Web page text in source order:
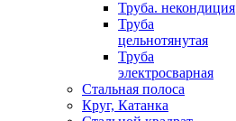
Труба. некондиция
Труба
цельнотянутая
Труба
электросварная
Стальная полоса
Круг, Катанка